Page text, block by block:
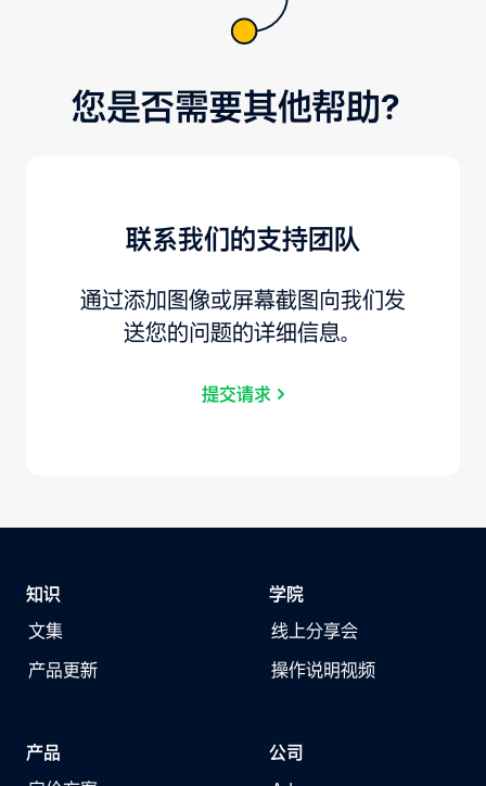
您是否需要其他帮助？
联系我们的支持团队
通过添加图像或屏幕截图向我们发
送您的问题的详细信息。
提交请求
知识
文集
产品更新
学院
线上分享会
操作说明视频
产品
公司